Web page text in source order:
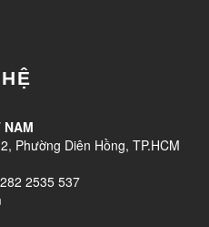
NAM
Phường Diên Hồng, TP.HCM
2535 537